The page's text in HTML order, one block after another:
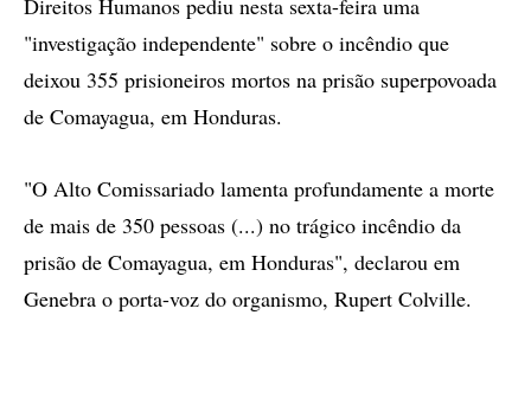
Direitos Humanos pediu nesta sexta-feira uma
"investigação independente" sobre o incêndio que
deixou 355 prisioneiros mortos na prisão superpovoada
de Comayagua, em Honduras.
"O Alto Comissariado lamenta profundamente a morte
de mais de 350 pessoas (...) no trágico incêndio da
prisão de Comayagua, em Honduras", declarou em
Genebra o porta-voz do organismo, Rupert Colville.